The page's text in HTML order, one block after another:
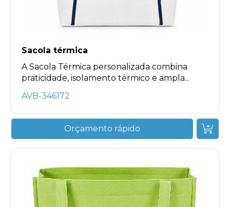
Sacola térmica
A Sacola Térmica personalizada combina
praticidade, isolamento térmico e ampla...
AVB-346172
Orçamento rápido